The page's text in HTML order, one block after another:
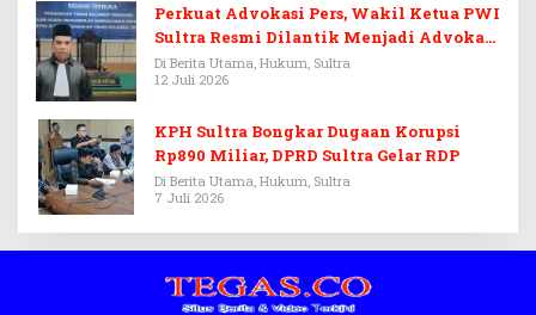
Perkuat Advokasi Pers, Wakil Ketua PWI
Sultra Resmi Dilantik Menjadi Advokat
PERADI
Di Berita Utama, Hukum, Sultra
12 Juli 2026
KPH Sultra Bongkar Dugaan Korupsi
Rp890 Miliar, DPRD Sultra Gelar RDP
Di Berita Utama, Hukum, Sultra
7 Juli 2026